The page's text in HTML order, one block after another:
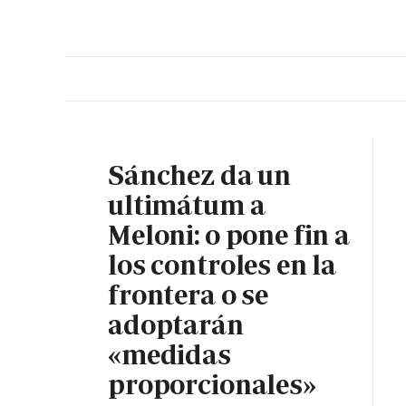
Sánchez da un
ultimátum a
Meloni: o pone fin a
los controles en la
frontera o se
adoptarán
«medidas
proporcionales»